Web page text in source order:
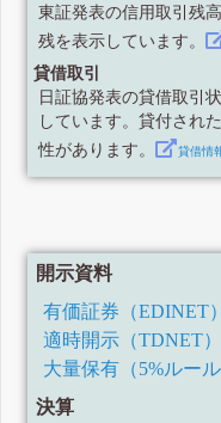
東証発表の信用取引残
残を表示しています。
貸借取引
日証協発表の貸借取引
しています。貸付され
性があります。
貸借情
開示資料
有価証券（EDINET）
適時開示（TDNET）
大量保有（5%ルール
決算